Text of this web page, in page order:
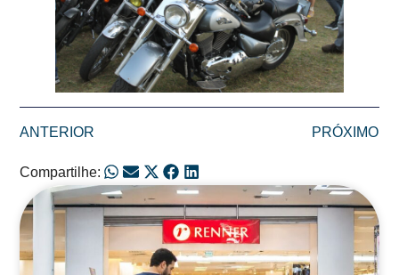
ANTERIOR PRÓXIMO
Compartilhe:
Posts Relacionados